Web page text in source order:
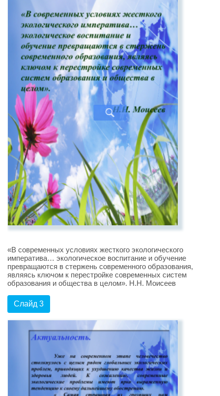
«В современных условиях жесткого экологического
императива… экологическое воспитание и обучение
превращаются в стержень современного образования,
являясь ключом к перестройке современных систем
образования и общества в целом». Н.Н. Моисеев
Слайд 3